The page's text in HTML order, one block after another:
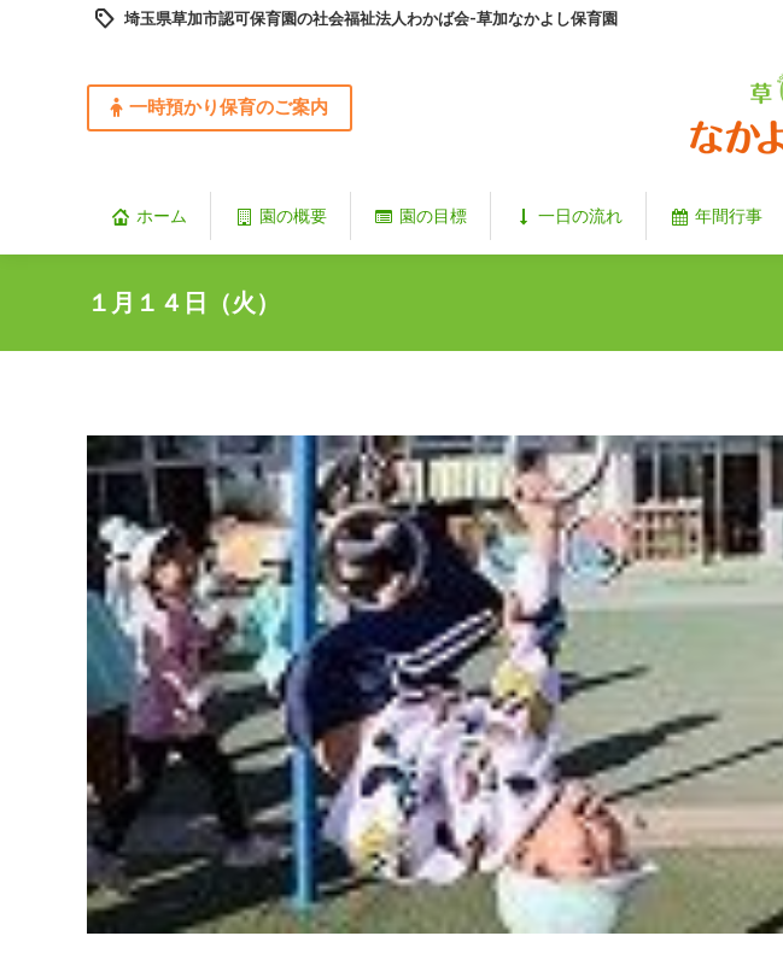
埼玉県草加市認可保育園の社会福祉法人わかば会-草加なかよし保育園
一時預かり保育のご案内
ホーム 園の概要 園の目標 一日の流れ 年間行事
１月１４日（火）